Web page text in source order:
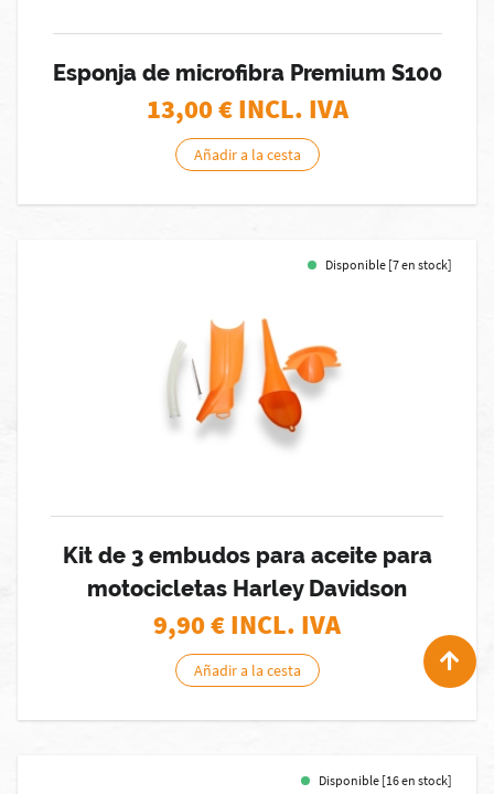
Esponja de microfibra Premium S100
13,00€ INCL. IVA
Añadir a la cesta
Disponible [7 en stock]
Kit de 3 embudos para aceite para
motocicletas Harley Davidson
9,90€ INCL. IVA
Añadir a la cesta
Disponible [16 en stock]